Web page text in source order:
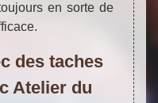
en sorte de
des taches
Atelier du